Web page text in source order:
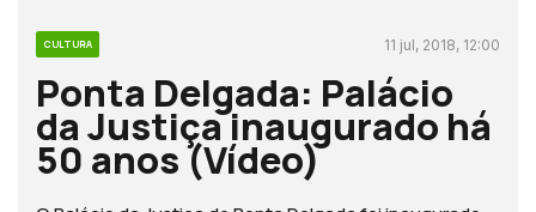
CULTURA 11 jul, 2018, 12:00
Ponta Delgada: Palácio
da Justiça inaugurado há
50 anos (Vídeo)